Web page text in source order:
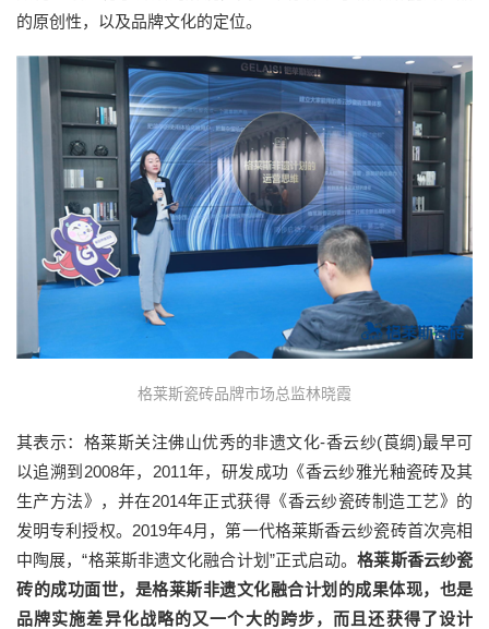
的原创性，以及品牌文化的定位。
格莱斯瓷砖品牌市场总监林晓霞
其表示：格莱斯关注佛山优秀的非遗文化-香云纱(莨绸)最早可
以追溯到2008年，2011年，研发成功《香云纱雅光釉瓷砖及其
生产方法》，并在2014年正式获得《香云纱瓷砖制造工艺》的
发明专利授权。2019年4月，第一代格莱斯香云纱瓷砖首次亮相
中陶展，“格莱斯非遗文化融合计划”正式启动。格莱斯香云纱瓷
砖的成功面世，是格莱斯非遗文化融合计划的成果体现，也是
品牌实施差异化战略的又一个大的跨步，而且还获得了设计